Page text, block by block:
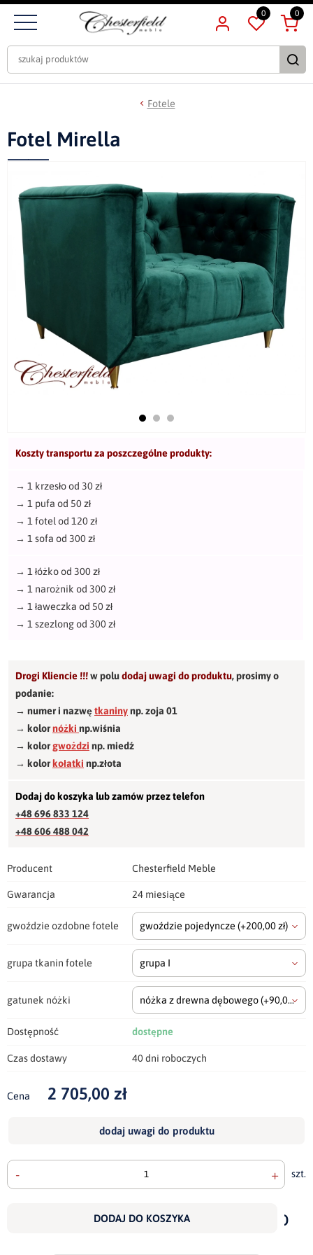
0 0
Fotele
Fotel Mirella
Koszty transportu za poszczególne produkty:
→ 1 krzesło od 30 zł
→ 1 pufa od 50 zł
→ 1 fotel od 120 zł
→ 1 sofa od 300 zł
→ 1 łóżko od 300 zł
→ 1 narożnik od 300 zł
→ 1 ławeczka od 50 zł
→ 1 szezlong od 300 zł
Drogi Kliencie !!!w poludodaj uwagi do produktu,prosimy o
podanie:
→ numer i nazwętkaninynp. zoja 01
→ kolornóżki np.wiśnia
→ kolorgwożdzi np. miedź
→ kolorkołatki np.złota
Dodaj do koszyka lub zamów przez telefon
+48 696 833 124
+48 606 488 042
Producent Chesterfield Meble
Gwarancja 24 miesiące
gwoździe ozdobne fotele gwoździe pojedyncze (+200,00 zł)
grupa tkanin fotele grupa I
gatunek nóżki nóżka z drewna dębowego(+90,00 zł)
Dostępność dostępne
Czas dostawy 40 dni roboczych
Cena 2 705,00 zł
dodaj uwagi do produktu
- + szt.
DODAJ DO KOSZYKA
do